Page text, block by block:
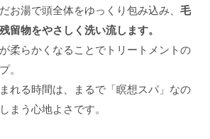
お湯で頭全体をゆっくり包み込み、 毛
留物をやさしく洗い流します。
柔らかくなることでトリートメントの
。
れる時間は、まるで「瞑想スパ」なの
まう心地よさです。